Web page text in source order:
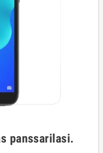
panssarilasi.